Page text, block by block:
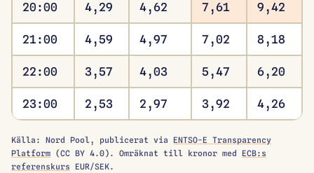
20:00 4,29 4,62 7,61 9,42
21:00 4,59 4,97 7,02 8,18
22:00 3,57 4,03 5,47 6,20
23:00 2,53 2,97 3,92 4,26
Källa: Nord Pool, publicerat via ENTSO-E Transparency
Platform (CC BY 4.0). Omräknat till kronor med ECB:s
referenskurs EUR/SEK.